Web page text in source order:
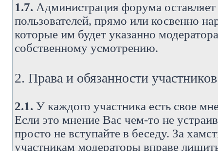
1.7. Администрация форума
пользователей, прямо или косвенно
которые им будет указанно
собственному усмотрению.
2. Права и обязанности
2.1. У каждого участника есть свое
Если это мнение Вас чем-то не
просто не вступайте в беседу. За
участникам модераторы вправе